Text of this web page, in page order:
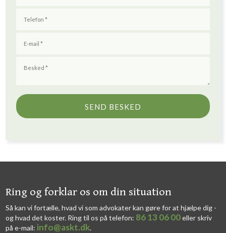
​​Ring og forklar os om din situation
Så kan vi fortælle, hvad vi som advokater kan gøre for at hjælpe dig -
og hvad det koster. Ring til os på telefon: 86 13 06 00eller skriv
på e-mail: info@askt.dk​.​